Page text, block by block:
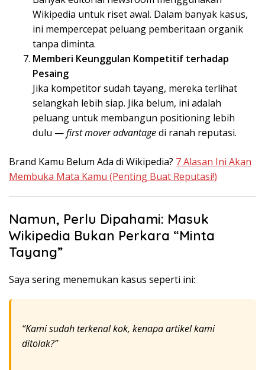
Wikipedia untuk riset awal. Dalam banyak kasus,
ini mempercepat peluang pemberitaan organik
tanpa diminta.
Memberi Keunggulan Kompetitif terhadap
Pesaing
Jika kompetitor sudah tayang, mereka terlihat
selangkah lebih siap. Jika belum, ini adalah
peluang untuk membangun positioning lebih
dulu —first mover advantagedi ranah reputasi.
Brand Kamu Belum Ada di Wikipedia? 7 Alasan Ini Akan
Membuka Mata Kamu (Penting Buat Reputasi!)
Namun, Perlu Dipahami: Masuk
Wikipedia Bukan Perkara “Minta
Tayang”
Saya sering menemukan kasus seperti ini:
“Kami sudah terkenal kok, kenapa artikel kami
ditolak?”